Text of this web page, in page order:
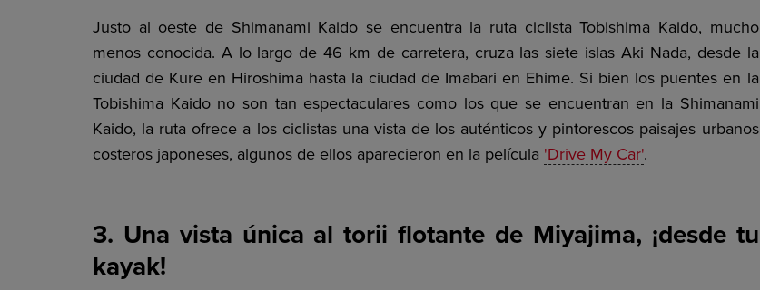
Justo al oeste de Shimanami Kaido se encuentra la ruta ciclista Tobishima Kaido, mucho
menos conocida. A lo largo de 46 km de carretera, cruza las siete islas Aki Nada, desde la
ciudad de Kure en Hiroshima hasta la ciudad de Imabari en Ehime. Si bien los puentes en la
Tobishima Kaido no son tan espectaculares como los que se encuentran en la Shimanami
Kaido, la ruta ofrece a los ciclistas una vista de los auténticos y pintorescos paisajes urbanos
costeros japoneses, algunos de ellos aparecieron en la película 'Drive My Car'.
3. Una vista única al torii flotante de Miyajima, ¡desde tu
kayak!